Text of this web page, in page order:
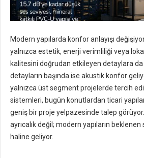
Modern yapılarda konfor anlayışı
yalnızca estetik, enerji verimliliği veya
kalitesini doğrudan etkileyen detaylara
detayların başında ise akustik konfor
yalnızca üst segment projelerde tercih
sistemleri, bugün konutlardan ticari
geniş bir proje yelpazesinde talep
ayrıcalık değil; modern yapıların
haline geliyor.